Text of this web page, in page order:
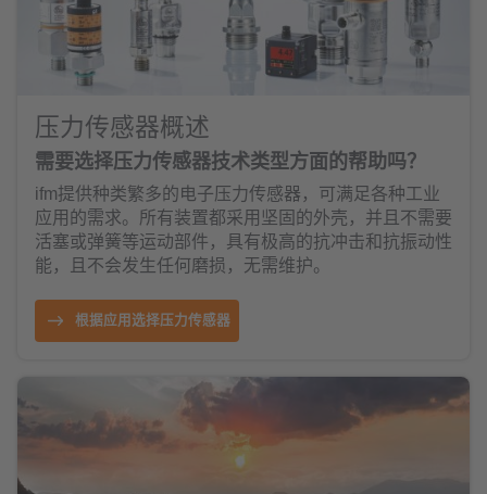
压力传感器概述
需要选择压力传感器技术类型方面的帮助吗？
ifm提供种类繁多的电子压力传感器，可满足各种工业
应用的需求。所有装置都采用坚固的外壳，并且不需要
活塞或弹簧等运动部件，具有极高的抗冲击和抗振动性
能，且不会发生任何磨损，无需维护。
根据应用选择压力传感器